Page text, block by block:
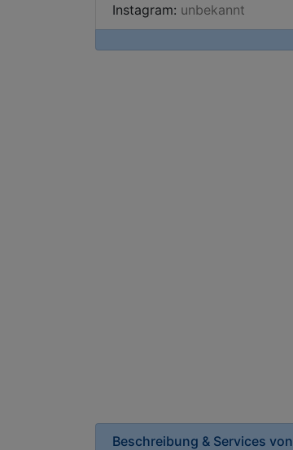
Instagram: unbekannt
Beschreibung & Services von